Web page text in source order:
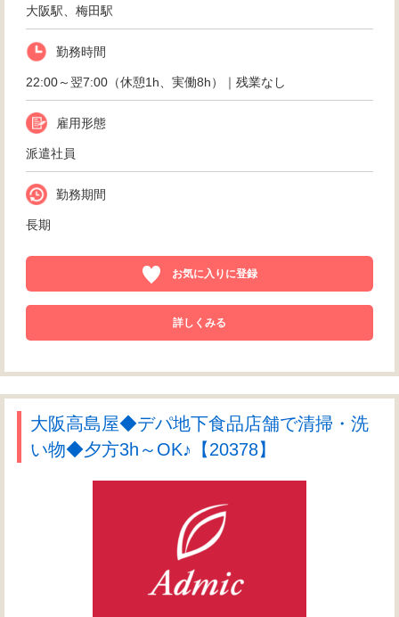
大阪駅、梅田駅
勤務時間
22:00～翌7:00（休憩1h、実働8h）｜残業なし
雇用形態
派遣社員
勤務期間
長期
お気に入りに登録
詳しくみる
大阪高島屋◆デパ地下食品店舗で清掃・洗
い物◆夕方3h～OK♪【20378】